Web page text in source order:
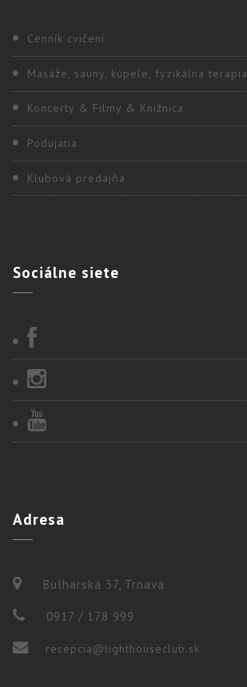
Cenník cvičení
Masáže, sauny, kúpele, fyzikálna terapia
Koncerty & Filmy & Knižnica
Podujatia
Klubová predajňa
Sociálne siete
Adresa
Bulharska 37, Trnava
0917 / 178 999
recepcia@lighthouseclub.sk